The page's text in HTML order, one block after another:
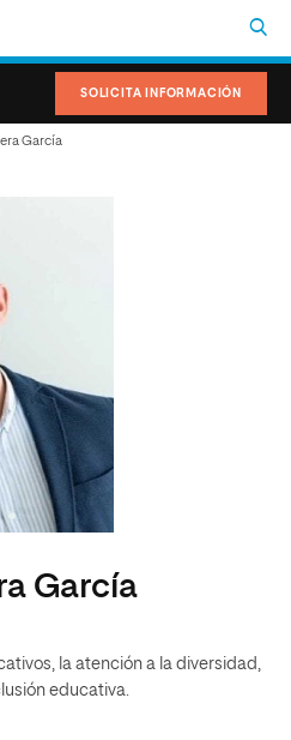
SOLICITA INFORMACIÓN
García
García
la atención a la diversidad,
educativa.